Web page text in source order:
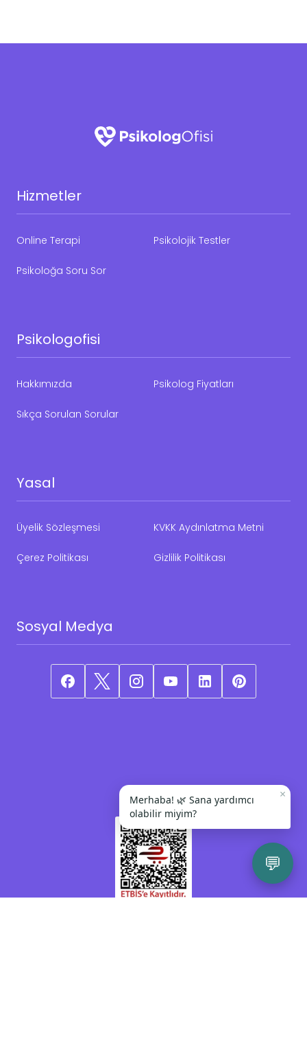
Hizmetler
Online Terapi Psikolojik Testler
Psikoloğa Soru Sor
Psikologofisi
Hakkımızda Psikolog Fiyatları
Sıkça Sorulan Sorular
Yasal
Üyelik Sözleşmesi KVKK Aydınlatma Metni
Çerez Politikası Gizlilik Politikası
Sosyal Medya
💬
×
Merhaba! 🌿 Sana yardımcı
olabilir miyim?